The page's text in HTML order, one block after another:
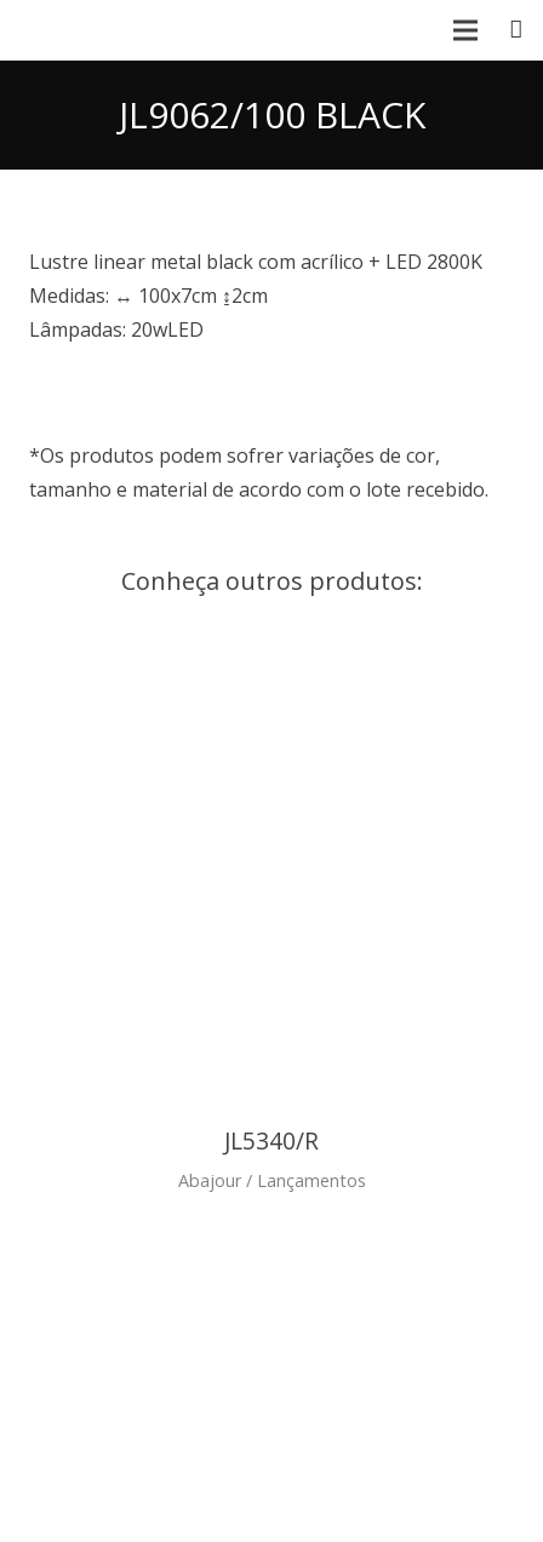
CATÁLOGO
JL9062/100 BLACK
Lustre linear metal black com acrílico + LED 2800K
Medidas: ↔ 100x7cm ↨2cm
Lâmpadas: 20wLED
*Os produtos podem sofrer variações de cor,
tamanho e material de acordo com o lote recebido.
Conheça outros produtos:
JL5340/R
Abajour / Lançamentos